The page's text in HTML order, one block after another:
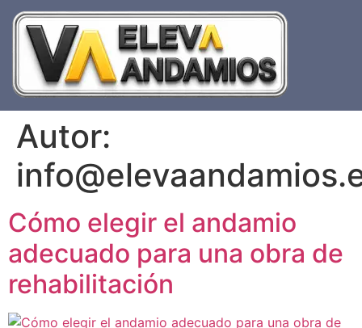
Autor:
Cómo elegir el andamio
adecuado para una obra de
rehabilitación